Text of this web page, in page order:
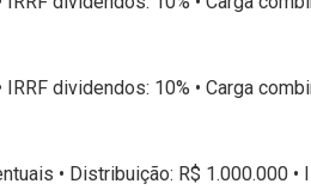
IRRF dividendos: 10% • Carga
• Distribuição: R$ 1.000.000 •